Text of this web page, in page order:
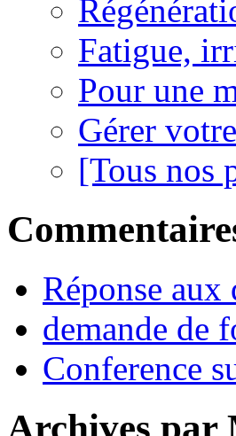
Fatigue,
Pour une
Gérer
[Tous nos
Réponse aux
demande de
Conference
Archives par